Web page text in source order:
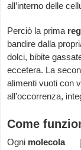
all’interno delle
Perciò la prima
bandire dalla
dolci, bibite
eccetera. La
alimenti vuoti con
all’occorrenza,
Come
Ogni molecola